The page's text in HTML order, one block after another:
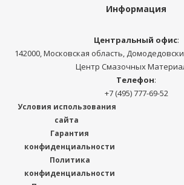
Информация
Центральный офис:
142000, Московская область,
Центр Смазочных
Телефон:
+7 (495) 777-69-52
Условия использования
сайта
Гарантия
конфиденциальности
Политика
конфиденциальности